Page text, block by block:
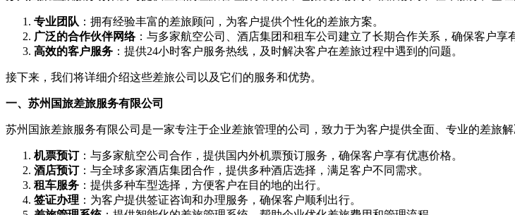
专业团队 ：拥有经验丰富的差旅顾问，为客户提供个性化的差旅方案。
广泛的合作伙伴网络：与多家航空公司、酒店集团和租车公司建立了长期合作关系，确保客户享
高效的客户服务 ：提供24小时客户服务热线，及时解决客户在差旅过程中遇到的问题。
接下来，我们将详细介绍这些差旅公司以及它们的服务和优势。
一、苏州国旅差旅服务有限公司
苏州国旅差旅服务有限公司是一家专注于企业差旅管理的公司，致力于为客户提供全面、专业的差旅
机票预订：与多家航空公司合作，提供国内外机票预订服务，确保客户享有优惠价格。
酒店预订：与全球多家酒店集团合作，提供多种酒店选择，满足客户不同需求。
租车服务 ：提供多种车型选择，方便客户在目的地的出行。
签证办理 ：为客户提供签证咨询和办理服务，确保客户顺利出行。